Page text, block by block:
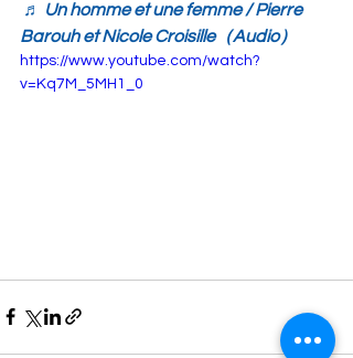
♬ Un homme et une femme / Pierre
Barouh et Nicole Croisille（Audio）
https://www.youtube.com/watch?
v=Kq7M_5MH1_0